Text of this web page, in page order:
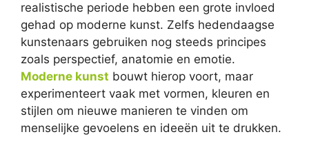
realistische periode hebben een grote invloed
gehad op moderne kunst. Zelfs hedendaagse
kunstenaars gebruiken nog steeds principes
zoals perspectief, anatomie en emotie.
Moderne kunst bouwt hierop voort, maar
experimenteert vaak met vormen, kleuren en
stijlen om nieuwe manieren te vinden om
menselijke gevoelens en ideeën uit te drukken.